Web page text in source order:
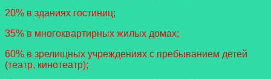
20% в зданиях гостиниц;
35% в многоквартирных жилых домах;
60% в зрелищных учреждениях с пребыванием детей
(театр, кинотеатр);